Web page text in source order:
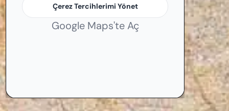
Çerez Tercihlerimi Yönet
Google Maps'te Aç